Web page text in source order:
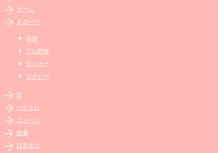
ゲーム
スポーツ
卓球
プロ野球
サッカー
ラクビー
IT
パチスロ
ニュース
教養
日常生活